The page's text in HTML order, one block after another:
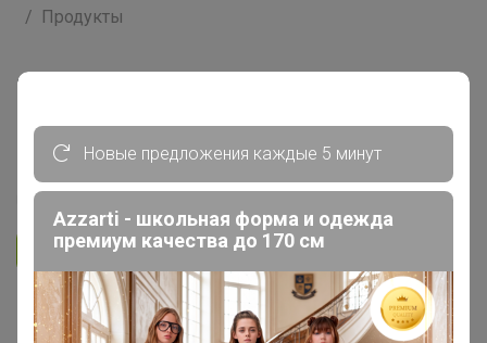
Продукты
СП47 Кофемания Torrefacto!
который сносит крышу!
Ответить
Новые предложения каждые 5 минут
Azzarti - школьная форма и одежда
премиум качества до 170 см